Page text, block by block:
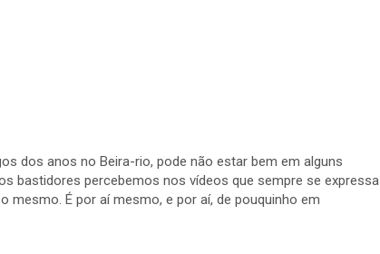
dos anos no Beira-rio, pode não estar bem em alguns
bastidores percebemos nos vídeos que sempre se expressa
É por aí mesmo, e por aí, de pouquinho em